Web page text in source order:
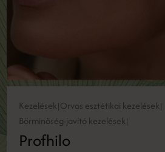
Kezelések|Orvos esztétikai kezelések|
Bőrminőség-javító kezelések|
Profhilo